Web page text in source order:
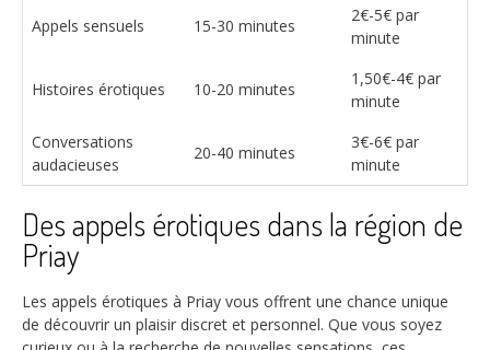
Appels sensuels 15-30 minutes
2€-5€ par
minute
Histoires érotiques 10-20 minutes
1,50€-4€ par
minute
Conversations
audacieuses
20-40 minutes
3€-6€ par
minute
Des appels érotiques dans la région de
Priay
Les appels érotiques à Priay vous offrent une chance unique
de découvrir un plaisir discret et personnel. Que vous soyez